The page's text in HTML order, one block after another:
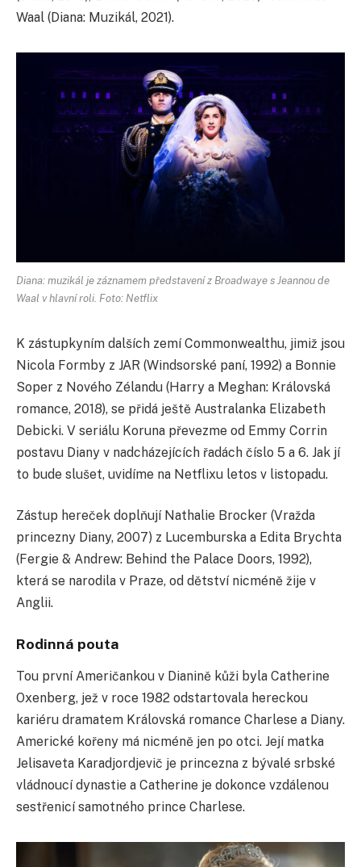
Waal (Diana: Muzikál, 2021).
Diana: muzikál je záznamem představení z Broadwaye s Jeannou de
Waal v hlavní roli. Foto: Netflix
K zástupkyním dalších zemí Commonwealthu, jimiž jsou
Nicola Formby z JAR (Windsorské paní, 1992) a Bonnie
Soper z Nového Zélandu (Harry a Meghan: Královská
romance, 2018), se přidá ještě Australanka Elizabeth
Debicki. V seriálu Koruna převezme od Emmy Corrin
postavu Diany v nadcházejících řadách číslo 5 a 6. Jak jí
to bude slušet, uvidíme na Netflixu letos v listopadu.
Zástup hereček doplňují Nathalie Brocker (Vražda
princezny Diany, 2007) z Lucemburska a Edita Brychta
(Fergie & Andrew: Behind the Palace Doors, 1992),
která se narodila v Praze, od dětství nicméně žije v
Anglii.
Rodinná pouta
Tou první Američankou v Dianině kůži byla Catherine
Oxenberg, jež v roce 1982 odstartovala hereckou
kariéru dramatem Královská romance Charlese a Diany.
Americké kořeny má nicméně jen po otci. Její matka
Jelisaveta Karadjordjevič je princezna z bývalé srbské
vládnoucí dynastie a Catherine je dokonce vzdálenou
sestřenicí samotného prince Charlese.